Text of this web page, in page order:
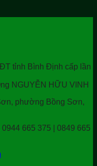
tỉnh Bình Định cấp lần
NGUYỄN HỮU VINH
phường Bồng Sơn,
0944 665 375 | 0849 665